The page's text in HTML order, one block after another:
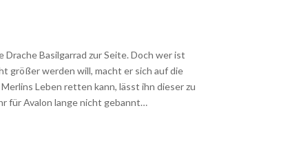
Basilgarrad zur Seite. Doch wer ist
größer werden will, macht er sich auf die
Leben retten kann, lässt ihn dieser zu
für Avalon lange nicht gebannt…